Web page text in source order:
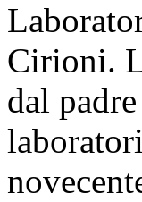
Cirioni.
dal